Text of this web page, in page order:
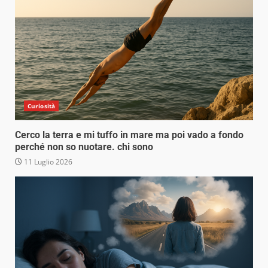
Curiosità
Cerco la terra e mi tuffo in mare ma poi vado a fondo
perché non so nuotare. chi sono
11 Luglio 2026